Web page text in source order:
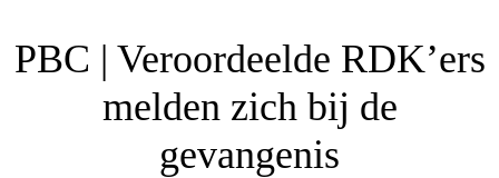
PBC | Veroordeelde RDK’ers
melden zich bij de
gevangenis